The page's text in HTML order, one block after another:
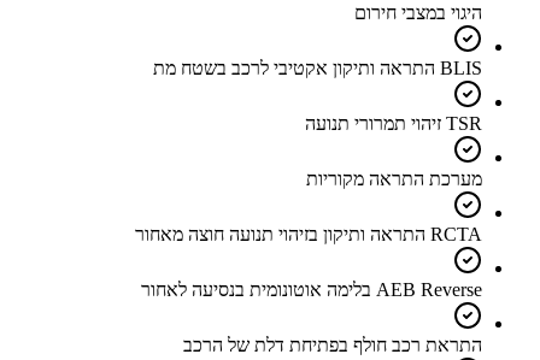
היגוי במצבי חירום
BLIS התראה ותיקון אקטיבי לרכב בשטח מת
TSR זיהוי תמרורי תנועה
מערכת התראה מקוריות
RCTA התראה ותיקון בזיהוי תנועה חוצה מאחור
AEB Reverse בלימה אוטונומית בנסיעה לאחור
התראת רכב חולף בפתיחת דלת של הרכב